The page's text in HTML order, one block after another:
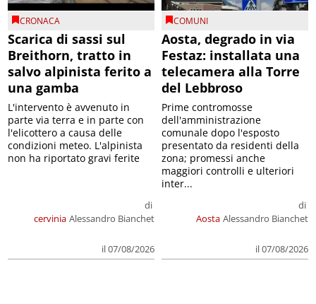
CRONACA
Scarica di sassi sul
Breithorn, tratto in
salvo alpinista ferito a
una gamba
cervinia
di
Alessandro Bianchet
il 07/08/2026
L'intervento è avvenuto in
parte via terra e in parte con
l'elicottero a causa delle
condizioni meteo. L'alpinista
non ha riportato gravi ferite
COMUNI
Aosta, degrado in via
Festaz: installata una
telecamera alla Torre
del Lebbroso
Aosta
di
Alessandro Bianchet
il 07/08/2026
Prime contromosse
dell'amministrazione
comunale dopo l'esposto
presentato da residenti della
zona; promessi anche
maggiori controlli e ulteriori
inter...